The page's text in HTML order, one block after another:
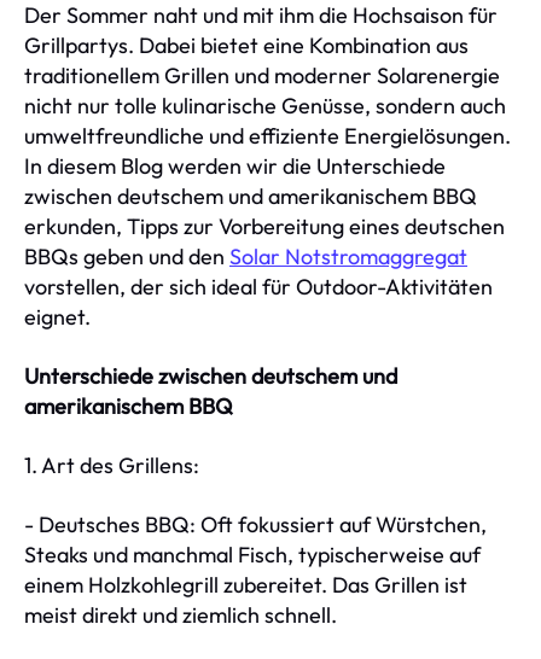
Der Sommer naht und mit ihm die Hochsaison für
Grillpartys. Dabei bietet eine Kombination aus
traditionellem Grillen und moderner Solarenergie
nicht nur tolle kulinarische Genüsse, sondern auch
umweltfreundliche und effiziente Energielösungen.
In diesem Blog werden wir die Unterschiede
zwischen deutschem und amerikanischem BBQ
erkunden, Tipps zur Vorbereitung eines deutschen
BBQs geben und den Solar Notstromaggregat
vorstellen, der sich ideal für Outdoor-Aktivitäten
eignet.
Unterschiede zwischen deutschem und
amerikanischem BBQ
1. Art des Grillens:
- Deutsches BBQ: Oft fokussiert auf Würstchen,
Steaks und manchmal Fisch, typischerweise auf
einem Holzkohlegrill zubereitet. Das Grillen ist
meist direkt und ziemlich schnell.